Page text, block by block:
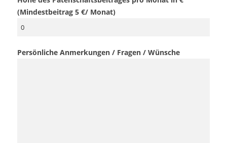
(Mindestbeitrag 5 €/ Monat)
Persönliche Anmerkungen / Fragen / Wünsche